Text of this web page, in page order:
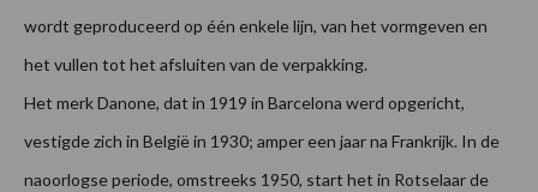
wordt geproduceerd op één enkele lijn, van het vormgeven en
het vullen tot het afsluiten van de verpakking.
Het merk Danone, dat in 1919 in Barcelona werd opgericht,
vestigde zich in België in 1930; amper een jaar na Frankrijk. In de
naoorlogse periode, omstreeks 1950, start het in Rotselaar de